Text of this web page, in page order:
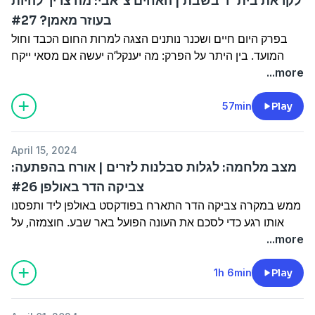
בעוזר מאמן? #27
בפרק היום חיים ושכנר נותנים הצגה למרות החום הכבד וחול
המועד. בין היתר על הפרק: מה יענקל’ה יעשה אם מסאי ייקח
אליפות? | המקרה של יוסי אבקסיס: מה צריך לעשות מאמן עם
אוריינטציה הגנתית שהשחקנים שלו לא יודעים לעשות הגנה?
לשחק התקפה! | חיים: ברצלונה פשוט קבוצה לא טובה |
האחים צ׳אבי והבן של אנצ׳לוטי: מה צריך להיות בעוזר מאמן?
וגם: למה הקומישינר לוזון מתעסק בהרכבים של כדורגל של שבת
כשהוא נופש בתאילנד?
Hosted on Acast. Seeacast.com/privacy
information.
...more
57min Play
April 15, 2024
מצב מלחמה: לגלות סבלנות לזרים | אורח בהפתעה:
צביקה הדר באולפן #26
ממש במקרה צביקה הדר התארח בפודקסט באולפן ליד ותפסנו
אותו רגע כדי לסכם את העונה הפועל באר שבע. חוצמזה, על
הפרק גם עזיבת דגו את חיפה והתייחסות חיים: ״אני לא אוהב
וגם: צריך לגלות קצת יותר אמפתיה לשחקנים הזרים.
Hosted on Acast. See
for more
...more
1h 6min Play